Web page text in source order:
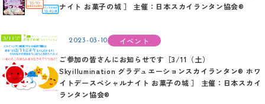
ナイト お菓子の城 ］ 主催：日本スカイランタン協会®
2023-03-10
イベント
ご参加の皆さんにお知らせです［3/11（土）
Skyillumination グラデュエーションスカイランタン® ホワ
イトデースペシャルナイト お菓子の城 ］ 主催：日本スカイ
ランタン協会®